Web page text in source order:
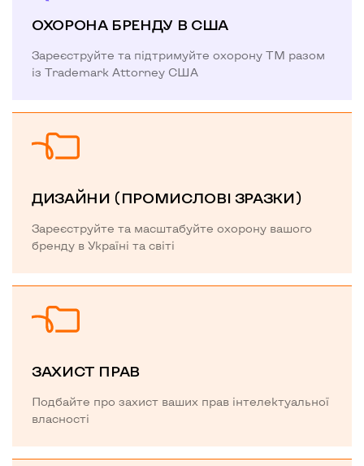
ОХОРОНА БРЕНДУ В США
Зареєструйте та підтримуйте охорону ТМ разом
із Trademark Attorney США
ДИЗАЙНИ (ПРОМИСЛОВІ ЗРАЗКИ)
Зареєструйте та масштабуйте охорону вашого
бренду в Україні та світі
ЗАХИСТ ПРАВ
Подбайте про захист ваших прав інтелектуальної
власності